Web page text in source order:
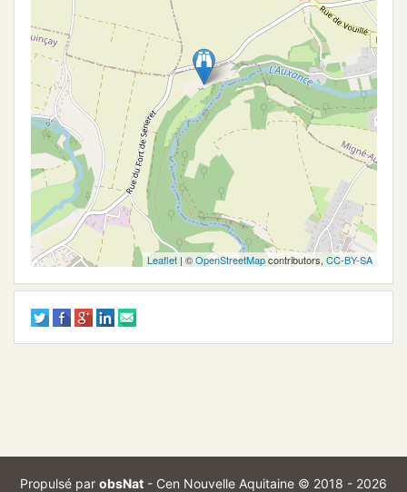
Leaflet| ©OpenStreetMapcontributors, CC-BY-SA
Propulsé par obsNat - Cen Nouvelle Aquitaine © 2018 - 2026